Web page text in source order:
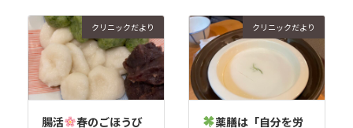
クリニックだより
腸活
春のごほうび
クリニックだより
薬膳は「自分を労